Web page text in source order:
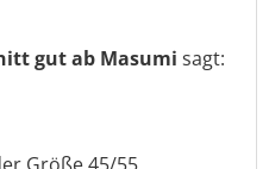
gut ab Masumi sagt:
Größe 45/55